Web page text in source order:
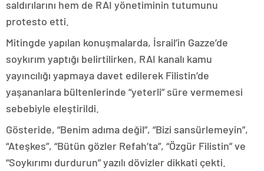
saldırılarını hem de RAI yönetiminin tutumunu
protesto etti.
Mitingde yapılan konuşmalarda, İsrail’in Gazze’de
soykırım yaptığı belirtilirken, RAI kanalı kamu
yayıncılığı yapmaya davet edilerek Filistin’de
yaşananlara bültenlerinde “yeterli” süre vermemesi
sebebiyle eleştirildi.
Gösteride, “Benim adıma değil”, “Bizi sansürlemeyin”,
“Ateşkes”, “Bütün gözler Refah’ta”, “Özgür Filistin” ve
“Soykırımı durdurun” yazılı dövizler dikkati çekti.